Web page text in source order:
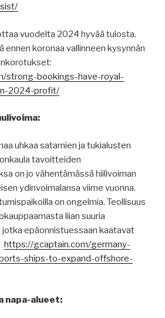
vuodelta 2024 hyvää tulosta.
ennen koronaa vallinneen kysynnän
strong-bookings-have-royal-
2024-profit/
uhkaa satamien ja tukialusten
tavoitteiden
on jo vähentämässä hiilivoiman
ydinvoimalansa viime vuonna.
on ongelmia. Teollisuus
liian suuria
epäonnistuessaan kaatavat
https://gcaptain.com/germany-
ships-to-expand-offshore-
napa-alueet: